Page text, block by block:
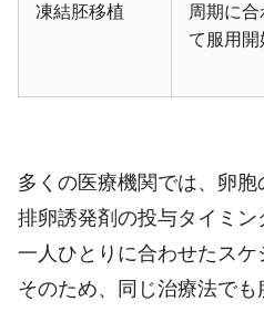
凍結胚移植
周期に合
て服用開
多くの医療機関では、卵胞
排卵誘発剤の投与タイミ
一人ひとりに合わせたスケ
そのため、同じ治療法で